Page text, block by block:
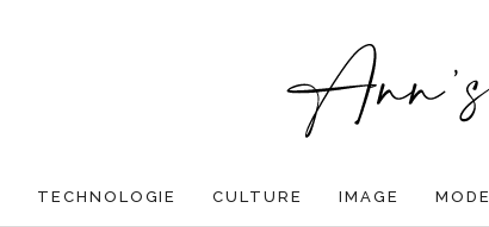
TECHNOLOGIE CULTURE IMAGE MODE